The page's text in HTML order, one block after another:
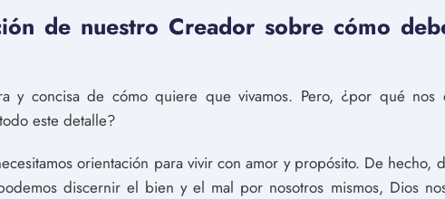
de nuestro Creador sobre cómo
y concisa de cómo quiere que vivamos. Pero, ¿por qué nos
este detalle?
orientación para vivir con amor y propósito. De hecho,
discernir el bien y el mal por nosotros mismos, Dios